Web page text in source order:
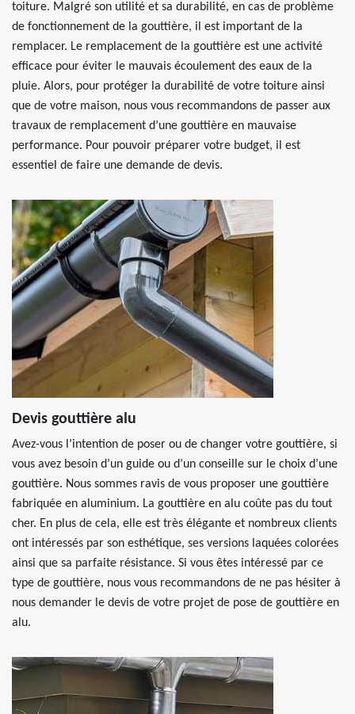
toiture. Malgré son utilité et sa durabilité, en cas de problème
de fonctionnement de la gouttière, il est important de la
remplacer. Le remplacement de la gouttière est une activité
efficace pour éviter le mauvais écoulement des eaux de la
pluie. Alors, pour protéger la durabilité de votre toiture ainsi
que de votre maison, nous vous recommandons de passer aux
travaux de remplacement d’une gouttière en mauvaise
performance. Pour pouvoir préparer votre budget, il est
essentiel de faire une demande de devis.
Devis gouttière alu
Avez-vous l’intention de poser ou de changer votre gouttière, si
vous avez besoin d’un guide ou d’un conseille sur le choix d’une
gouttière. Nous sommes ravis de vous proposer une gouttière
fabriquée en aluminium. La gouttière en alu coûte pas du tout
cher. En plus de cela, elle est très élégante et nombreux clients
ont intéressés par son esthétique, ses versions laquées colorées
ainsi que sa parfaite résistance. Si vous êtes intéressé par ce
type de gouttière, nous vous recommandons de ne pas hésiter à
nous demander le devis de votre projet de pose de gouttière en
alu.